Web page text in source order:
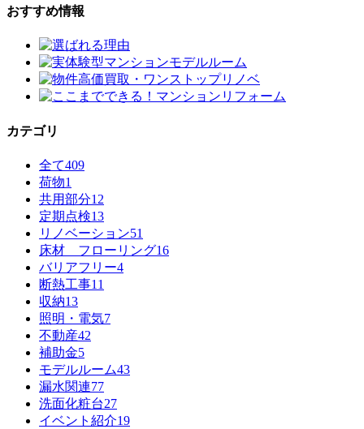
おすすめ情報
カテゴリ
全て409
荷物1
共用部分12
定期点検13
リノベーション51
床材 フローリング16
バリアフリー4
断熱工事11
収納13
照明・電気7
不動産42
補助金5
モデルルーム43
漏水関連77
洗面化粧台27
イベント紹介19